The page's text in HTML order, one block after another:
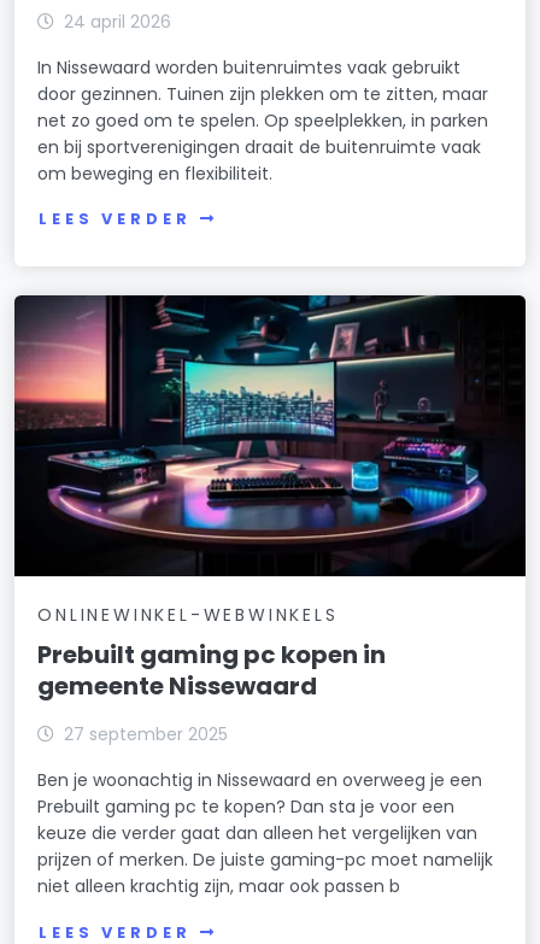
24 april 2026
In Nissewaard worden buitenruimtes vaak gebruikt
door gezinnen. Tuinen zijn plekken om te zitten, maar
net zo goed om te spelen. Op speelplekken, in parken
en bij sportverenigingen draait de buitenruimte vaak
om beweging en flexibiliteit.
LEES VERDER
ONLINEWINKEL-WEBWINKELS
Prebuilt gaming pc kopen in
gemeente Nissewaard
27 september 2025
Ben je woonachtig in Nissewaard en overweeg je een
Prebuilt gaming pc te kopen? Dan sta je voor een
keuze die verder gaat dan alleen het vergelijken van
prijzen of merken. De juiste gaming-pc moet namelijk
niet alleen krachtig zijn, maar ook passen b
LEES VERDER